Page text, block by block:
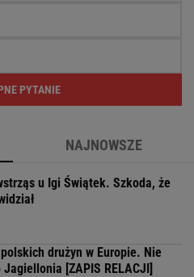
PYTANIE
NAJNOWSZE
u Igi Świątek. Szkoda, że
drużyn w Europie. Nie
[ZAPIS RELACJI]